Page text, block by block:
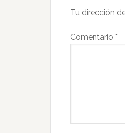
Tu dirección
Comentario *